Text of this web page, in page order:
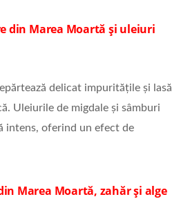
din Marea Moartă și uleiuri
delicat impuritățile și lasă
Uleiurile de migdale și sâmburi
intens, oferind un efect de
Marea Moartă, zahăr și alge